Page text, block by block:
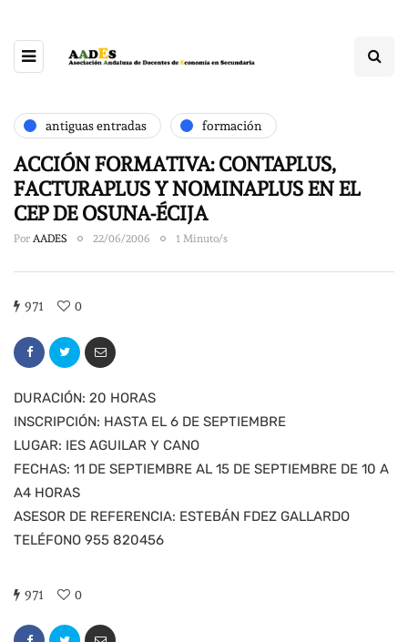
antiguas entradas formación
ACCIÓN FORMATIVA: CONTAPLUS,
FACTURAPLUS Y NOMINAPLUS EN EL
CEP DE OSUNA-ÉCIJA
Por AADES 22/06/2006 1 Minuto/s
971 0
DURACIÓN: 20 HORAS
INSCRIPCIÓN: HASTA EL 6 DE SEPTIEMBRE
LUGAR: IES AGUILAR Y CANO
FECHAS: 11 DE SEPTIEMBRE AL 15 DE SEPTIEMBRE DE 10 A
A4 HORAS
ASESOR DE REFERENCIA: ESTEBÁN FDEZ GALLARDO
TELÉFONO 955 820456
971 0